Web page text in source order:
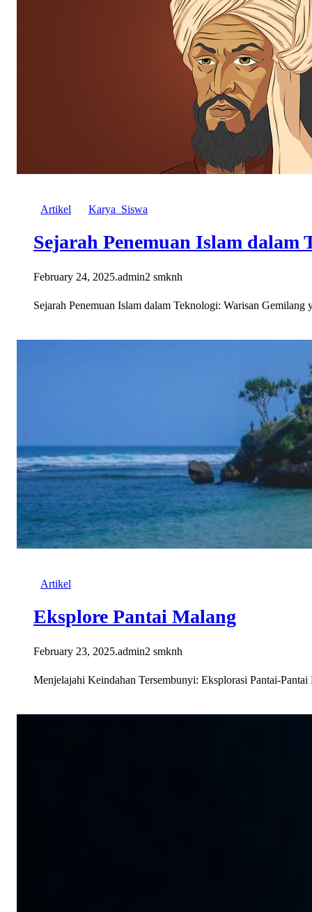
Artikel Karya_Siswa
Sejarah Penemuan Islam dalam
February 24, 2025.admin2 smknh
Sejarah Penemuan Islam dalam Teknologi: Warisan
Artikel
Eksplore Pantai Malang
February 23, 2025.admin2 smknh
Menjelajahi Keindahan Tersembunyi: Eksplorasi Pantai-